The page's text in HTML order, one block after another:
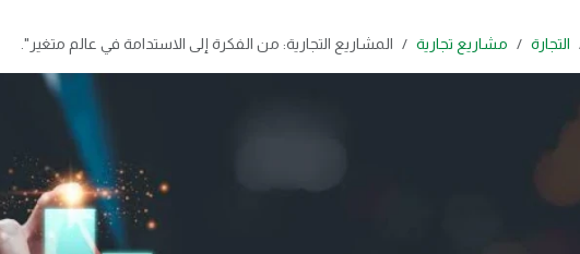
التجارة مشاريع تجارية المشاريع التجارية: من الفكرة إلى الاستدامة في عالم متغير".